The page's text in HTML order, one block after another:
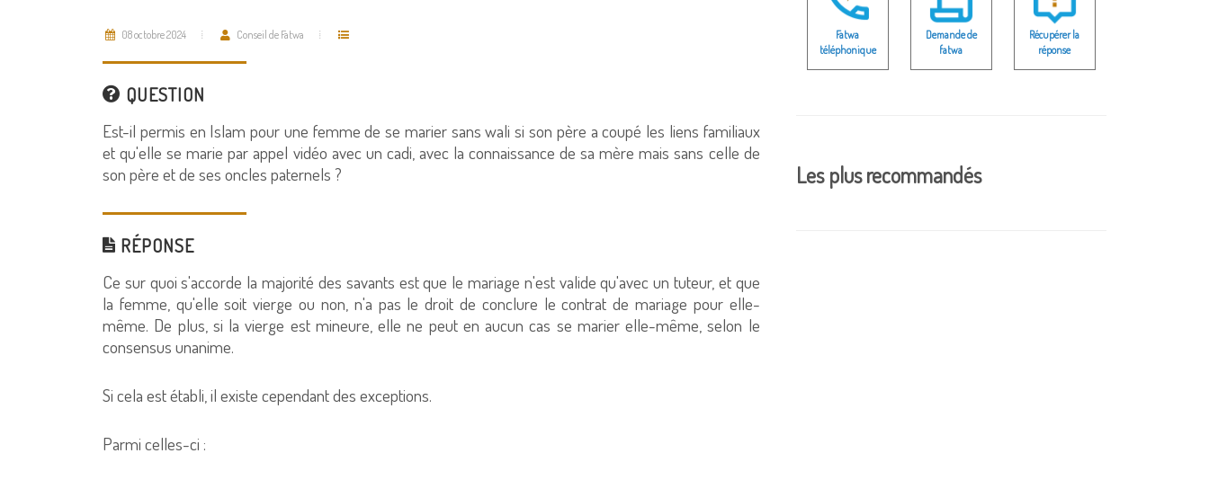
08 octobre 2024 Conseil de Fatwa
QUESTION
Est-il permis en Islam pour une femme de se marier sans wali si son père a coupé les liens familiaux
et qu'elle se marie par appel vidéo avec un cadi, avec la connaissance de sa mère mais sans celle de
son père et de ses oncles paternels ?
RÉPONSE
Ce sur quoi s'accorde la majorité des savants est que le mariage n'est valide qu'avec un tuteur, et que
la femme, qu'elle soit vierge ou non, n'a pas le droit de conclure le contrat de mariage pour elle-
même. De plus, si la vierge est mineure, elle ne peut en aucun cas se marier elle-même, selon le
consensus unanime.
Si cela est établi, il existe cependant des exceptions.
Parmi celles-ci :
Fatwa
téléphonique
Demande de
fatwa
Récupérer la
réponse
Les plus recommandés